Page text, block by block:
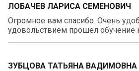
ЛОБАЧЕВ ЛАРИСА СЕМЕНОВИЧ
Огромное вам спасибо. Очень
удовольствием прошел обучение
ЗУБЦОВА ТАТЬЯНА ВАДИМОВНА